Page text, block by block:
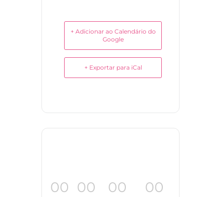
+ Adicionar ao Calendário do
Google
+ Exportar para iCal
00 00 00 00